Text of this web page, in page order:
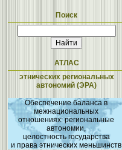
Поиск
АТЛАС
этнических региональных
автономий (ЭРА)
Обеспечение баланса в
межнациональных
отношениях: региональные
автономии,
целостность государства
и права этнических меньшинств